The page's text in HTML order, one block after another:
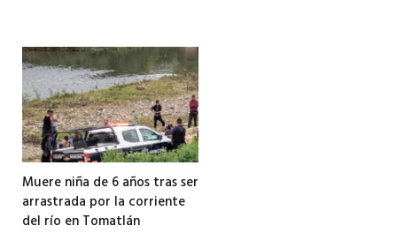
Muere niña de 6 años tras ser
arrastrada por la corriente
del río en Tomatlán